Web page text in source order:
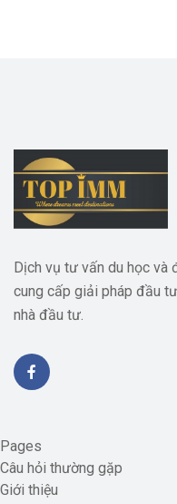
Dịch vụ tư vấn du học và
cung cấp giải pháp đầu
nhà đầu tư.
Pages
Câu hỏi thường gặp
Giới thiệu